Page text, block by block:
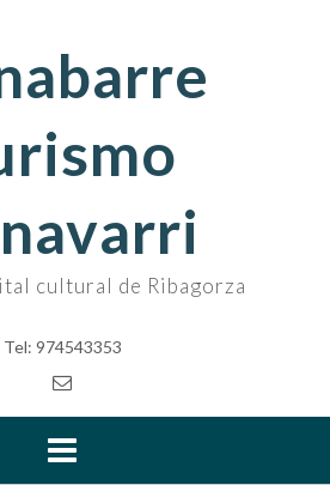
cultural de Ribagorza
Tel: 974543353